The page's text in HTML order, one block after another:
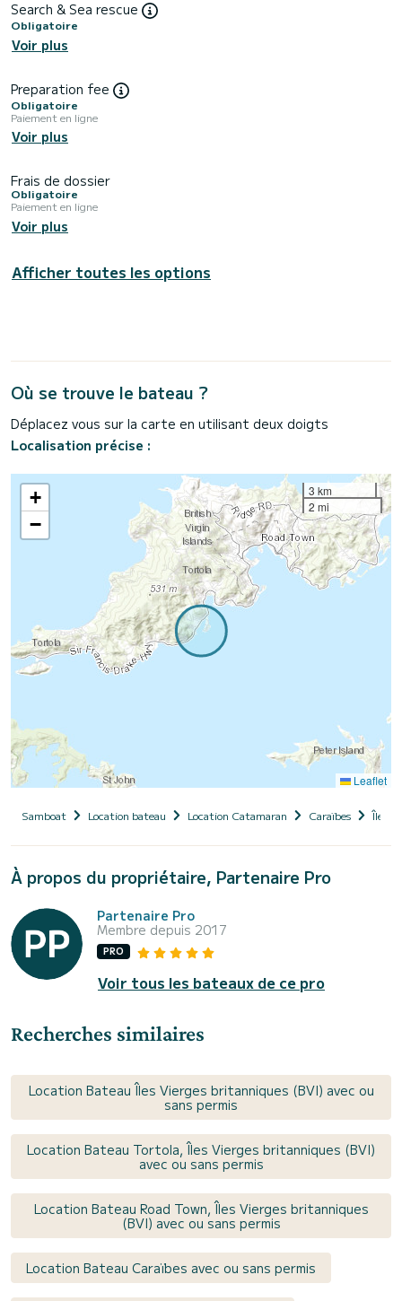
Search & Sea rescue
Obligatoire
Voir plus
Preparation fee
Obligatoire
Paiement en ligne
Voir plus
Frais de dossier
Obligatoire
Paiement en ligne
Voir plus
Afficher toutes les options
Où se trouve le bateau ?
Déplacez vous sur la carte en utilisant deux doigts
Localisation précise :
+
−
3 km
2 mi
Leaflet
Samboat Location bateau Location Catamaran Caraïbes Îles
À propos du propriétaire, Partenaire Pro
Partenaire Pro
Membre depuis 2017
PRO
Voir tous les bateaux de ce pro
Recherches similaires
Location Bateau Îles Vierges britanniques (BVI) avec ou
sans permis
Location Bateau Tortola, Îles Vierges britanniques (BVI)
avec ou sans permis
Location Bateau Road Town, Îles Vierges britanniques
(BVI) avec ou sans permis
Location Bateau Caraïbes avec ou sans permis